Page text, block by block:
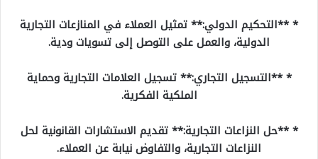
* **التحكيم الدولي:** تمثيل العملاء في المنازعات التجارية
الدولية، والعمل على التوصل إلى تسويات ودية.
* **التسجيل التجاري:** تسجيل العلامات التجارية وحماية
الملكية الفكرية.
* **حل النزاعات التجارية:** تقديم الاستشارات القانونية لحل
النزاعات التجارية، والتفاوض نيابة عن العملاء.